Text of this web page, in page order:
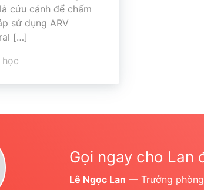
cứu cánh để chấm
sử dụng ARV
[…]
học
Gọi ngay cho Lan
Lê Ngọc Lan — Trưởng